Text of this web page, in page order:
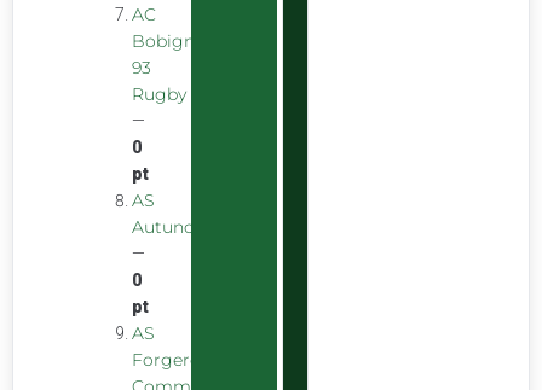
AC
Bobigny
93
Rugby
—
0
pt
AS
Autunoise
—
0
pt
AS
Forgeron